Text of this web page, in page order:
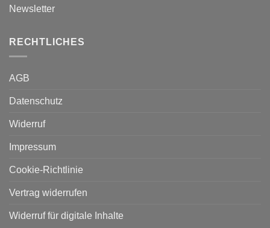
Newsletter
RECHTLICHES
AGB
Datenschutz
Widerruf
Impressum
Cookie-Richtlinie
Vertrag widerrufen
Widerruf für digitale Inhalte